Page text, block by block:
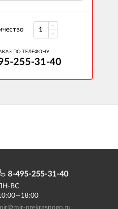
ПО ТЕЛЕФОНУ
255-31-40
8-495-255-31-40
ПН-ВС
prekrasnogo.ru